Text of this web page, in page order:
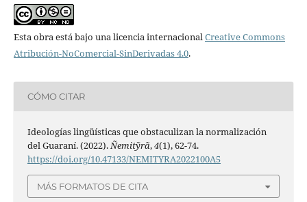
Esta obra está bajo una licencia internacionalCreative Commons
Atribución-NoComercial-SinDerivadas 4.0.
CÓMO CITAR
Ideologías lingüísticas que obstaculizan la normalización
del Guaraní. (2022).Ñemitỹrã,4(1), 62-74.
https://doi.org/10.47133/NEMITYRA2022100A5
MÁS FORMATOS DE CITA